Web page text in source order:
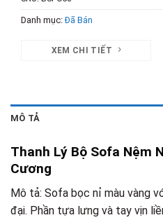
Danh mục:Đã Bán
XEM CHI TIẾT
MÔ TẢ
Thanh Lý Bộ Sofa Nệm
Cương
Mô tả: Sofa bọc nỉ màu vàng
đại. Phần tựa lưng và tay vịn